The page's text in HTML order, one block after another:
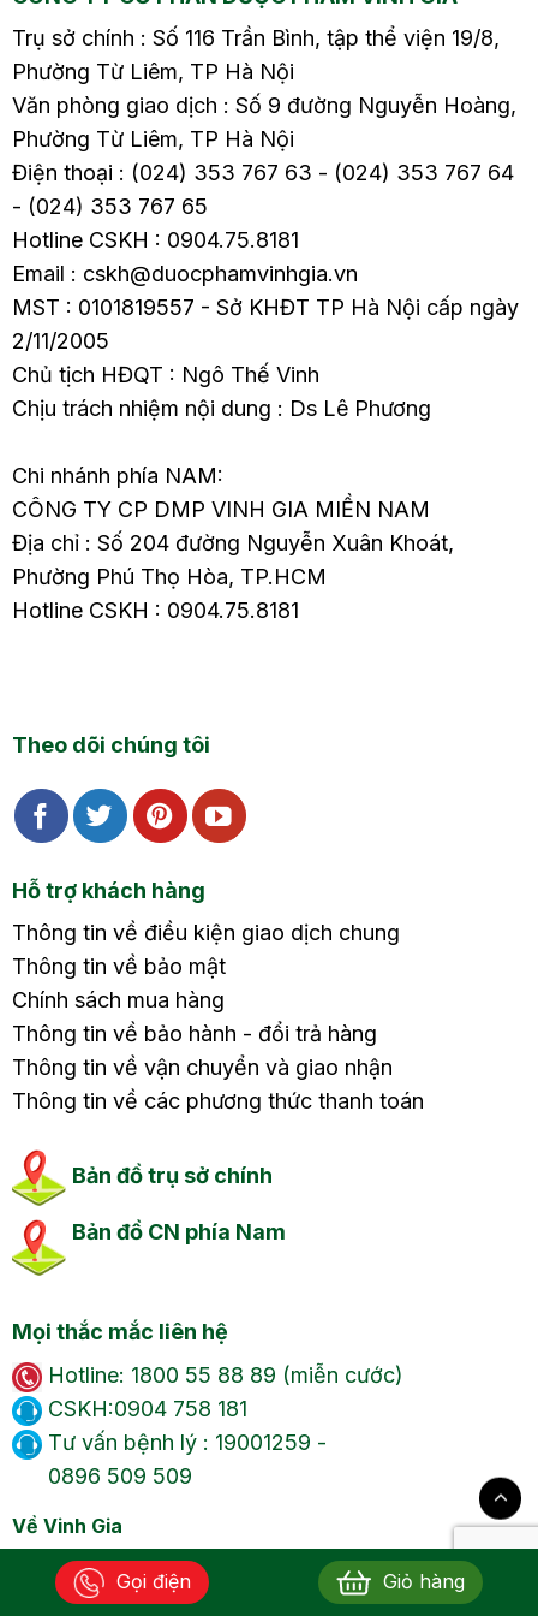
Trụ sở chính : Số 116 Trần Bình, tập thể viện 19/8,
Phường Từ Liêm, TP Hà Nội
Văn phòng giao dịch : Số 9 đường Nguyễn Hoàng,
Phường Từ Liêm, TP Hà Nội
Điện thoại : (024) 353 767 63 - (024) 353 767 64
- (024) 353 767 65
Hotline CSKH : 0904.75.8181
Email : cskh@duocphamvinhgia.vn
MST : 0101819557 - Sở KHĐT TP Hà Nội cấp ngày
2/11/2005
Chủ tịch HĐQT : Ngô Thế Vinh
Chịu trách nhiệm nội dung : Ds Lê Phương
Chi nhánh phía NAM:
CÔNG TY CP DMP VINH GIA MIỀN NAM
Địa chỉ : Số 204 đường Nguyễn Xuân Khoát,
Phường Phú Thọ Hòa, TP.HCM
Hotline CSKH : 0904.75.8181
Theo dõi chúng tôi
Hỗ trợ khách hàng
Thông tin về điều kiện giao dịch chung
Thông tin về bảo mật
Chính sách mua hàng
Thông tin về bảo hành - đổi trả hàng
Thông tin về vận chuyển và giao nhận
Thông tin về các phương thức thanh toán
Bản đồ trụ sở chính
Bản đồ CN phía Nam
Mọi thắc mắc liên hệ
Hotline: 1800 55 88 89 (miễn cước)
CSKH:0904 758 181
Tư vấn bệnh lý : 19001259 -
0896 509 509
Về Vinh Gia
Giới thiệu
Liên hệ
Gọi điện Giỏ hàng